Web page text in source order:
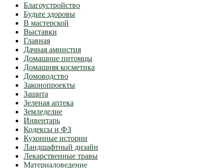
Благоустройство
Будьте здоровы
В мастерской
Выставки
Главная
Дачная амнистия
Домашние питомцы
Домашняя косметика
Домоводство
Законопроекты
Защита
Зеленая аптека
Земледелие
Инвентарь
Кодексы и ФЗ
Кухонные истории
Ландшафтный дизайн
Лекарственные травы
Материаловедение